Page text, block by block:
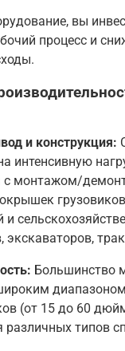
вы
процесс и
и конструкция:
интенсивную
с монтажом/
и
экскаваторов,
Большинство
(от 15 до 60
различных типов